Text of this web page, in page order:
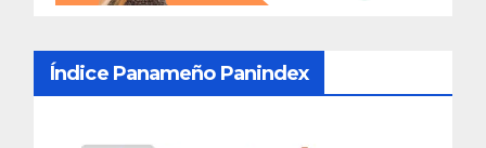
Índice Panameño Panindex